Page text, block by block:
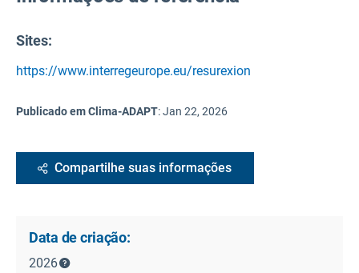
Sites:
https://www.interregeurope.eu/resurexion
Publicado em Clima-ADAPT:Jan 22, 2026
Compartilhe suas informações
Data de criação:
2026